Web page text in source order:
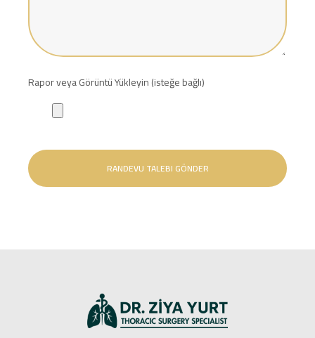
Rapor veya Görüntü Yükleyin (isteğe bağlı)